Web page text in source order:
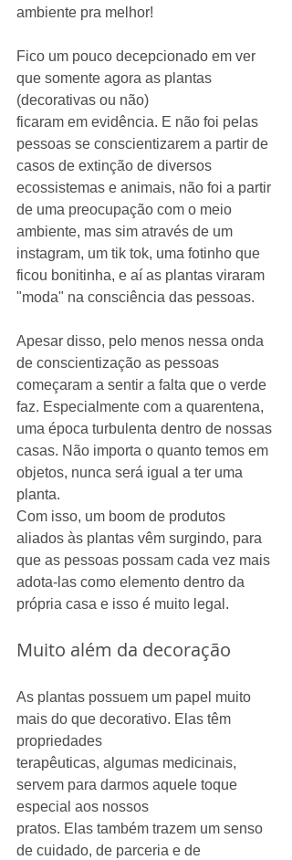
ambiente pra melhor!
Fico um pouco decepcionado em ver
que somente agora as plantas
(decorativas ou não)
ficaram em evidência. E não foi pelas
pessoas se conscientizarem a partir de
casos de extinção de diversos
ecossistemas e animais, não foi a partir
de uma preocupação com o meio
ambiente, mas sim através de um
instagram, um tik tok, uma fotinho que
ficou bonitinha, e aí as plantas viraram
"moda" na consciência das pessoas.
Apesar disso, pelo menos nessa onda
de conscientização as pessoas
começaram a sentir a falta que o verde
faz. Especialmente com a quarentena,
uma época turbulenta dentro de nossas
casas. Não importa o quanto temos em
objetos, nunca será igual a ter uma
planta.
Com isso, um boom de produtos
aliados às plantas vêm surgindo, para
que as pessoas possam cada vez mais
adota-las como elemento dentro da
própria casa e isso é muito legal.
Muito além da decoração
As plantas possuem um papel muito
mais do que decorativo. Elas têm
propriedades
terapêuticas, algumas medicinais,
servem para darmos aquele toque
especial aos nossos
pratos. Elas também trazem um senso
de cuidado, de parceria e de